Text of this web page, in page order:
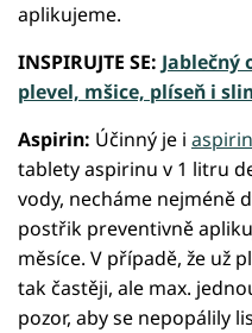
aplikujeme.
INSPIRUJTE SE: Jablečný
plevel, mšice, plíseň i
Aspirin: Účinný je i aspirin
tablety aspirinu v 1 litru
vody, necháme nejméně
postřik preventivně
měsíce. V případě, že už
tak častěji, ale max.
pozor, aby se nepopálily